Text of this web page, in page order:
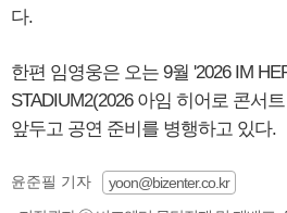
다.
한편 임영웅은 오는 9월 '2026 IM
STADIUM2(2026 아임 히어로 콘서
앞두고 공연 준비를 병행하고 있다.
윤준필 기자
yoon@bizenter.co.kr